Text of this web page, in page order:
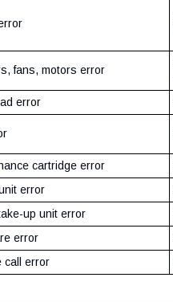
fans, motors error
error
cartridge error
error
up unit error
error
call error